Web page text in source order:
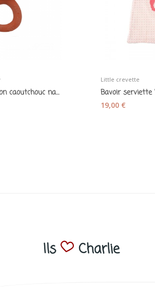
Anneau de dentition caoutchouc naturel marron...
Little crevette
19,00 €
Ils Charlie